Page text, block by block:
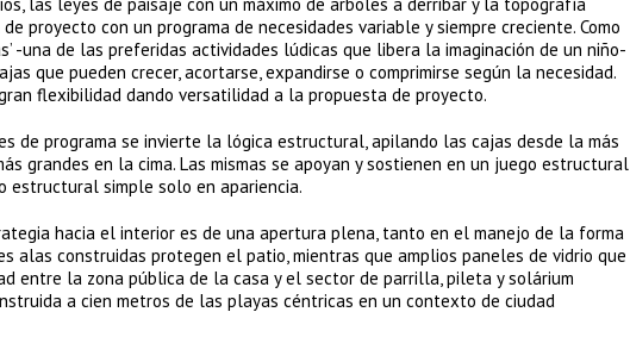
proyecto con un programa de necesidades variable y siempre creciente. Como
-una de las preferidas actividades lúdicas que libera la imaginación de un niño-
que pueden crecer, acortarse, expandirse o comprimirse según la necesidad.
flexibilidad dando versatilidad a la propuesta de proyecto.
de programa se invierte la lógica estructural, apilando las cajas desde la más
grandes en la cima. Las mismas se apoyan y sostienen en un juego estructural
estructural simple solo en apariencia.
hacia el interior es de una apertura plena, tanto en el manejo de la forma
alas construidas protegen el patio, mientras que amplios paneles de vidrio que
entre la zona pública de la casa y el sector de parrilla, pileta y solárium
a cien metros de las playas céntricas en un contexto de ciudad